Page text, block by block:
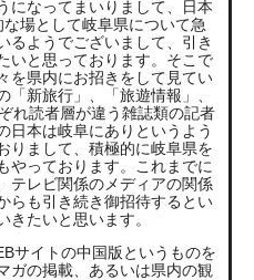
になってまいりまして、日本
場として岐阜県について急
るようでございまして、引き
いと思っております。そこで
を県内にお招きをして見てい
「新旅行」、「旅遊情報」、
れ読者層が違う雑誌類の記者
日本は岐阜にありというよう
りまして、積極的に岐阜県を
やっております。これまでに
テレビ関係のメディアの関係
らも引き続き御招待するとい
きたいと思います。
サイトの中国版というものを
ガの掲載、あるいは県内の観